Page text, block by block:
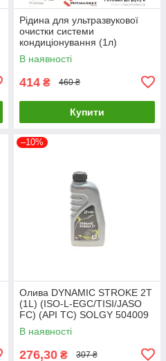
Рідина для ультразвукової
очистки системи
кондиціонування (1л)
MAGNETI MARELLI
007950025490 UA61
В наявності
414 ₴ 460 ₴
Купити
–10%
Олива DYNAMIC STROKE 2T
(1L) (ISO-L-EGC/TISI/JASO
FC) (API TC) SOLGY 504009
UA61
В наявності
276,30 ₴ 307 ₴